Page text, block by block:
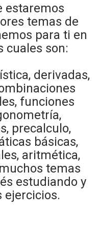
estaremos
temas de
para ti en
cuales son:
derivadas,
funciones
precalculo,
básicas,
aritmética,
temas
estudiando y
ejercicios.